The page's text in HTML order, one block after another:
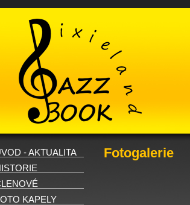
- AKTUALITA
KAPELY
Fotogalerie